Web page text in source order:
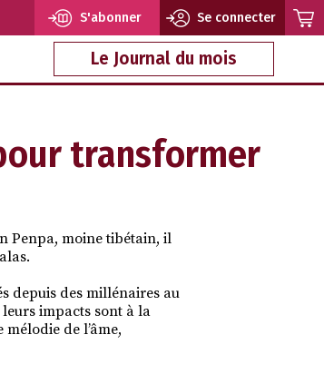
S'abonner Se connecter
Le Journal du mois
transformer
Penpa, moine tibétain, il
depuis des millénaires au
impacts sont à la
de l’âme,